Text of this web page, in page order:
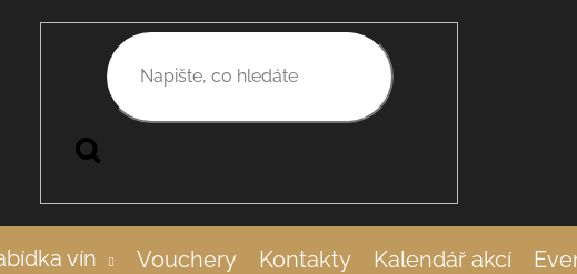
vín Vouchery Kontakty Kalendář akcí